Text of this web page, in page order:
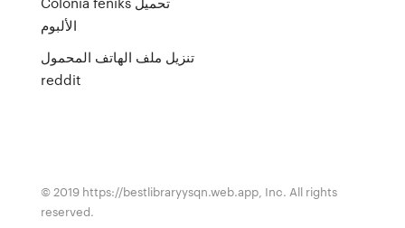
الألبوم
تنزيل ملف الهاتف المحمول
reddit
© 2019 https://bestlibraryysqn.web.app, Inc. All rights
reserved.